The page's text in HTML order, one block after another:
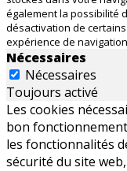
également la possibilité
désactivation de
expérience de
Nécessaires
Nécessaires
Toujours activé
Les cookies
bon
les fonctionnalités
sécurité du site